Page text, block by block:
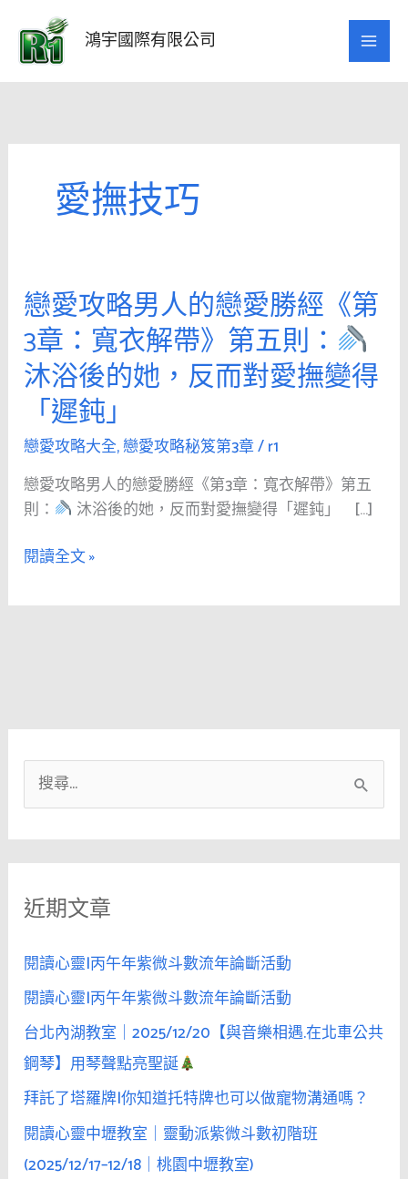
要
鴻宇國際有限公司
愛撫技巧
戀愛攻略男人的戀愛勝經《第
3章：寬衣解帶》第五則：
沐浴後的她，反而對愛撫變得
「遲鈍」
戀愛攻略大全,戀愛攻略秘笈第3章/r1
戀愛攻略男人的戀愛勝經《第3章：寬衣解帶》第五
則：
沐浴後的她，反而對愛撫變得「遲鈍」 […]
戀
愛
攻
略
的
戀
愛
勝
經
《第
五
則：
沐
浴
的
反
而
對
愛
撫
變
得
「遲
鈍」
閱讀全文 »
尋
關
字
近期文章
閱讀心靈|丙午年紫微斗數流年論斷活動
閱讀心靈|丙午年紫微斗數流年論斷活動
台北內湖教室｜2025/12/20【與音樂相遇.在北車公共
鋼琴】用琴聲點亮聖誕
拜託了塔羅牌|你知道托特牌也可以做寵物溝通嗎？
閱讀心靈中壢教室｜靈動派紫微斗數初階班
(2025/12/17–12/18｜桃園中壢教室)